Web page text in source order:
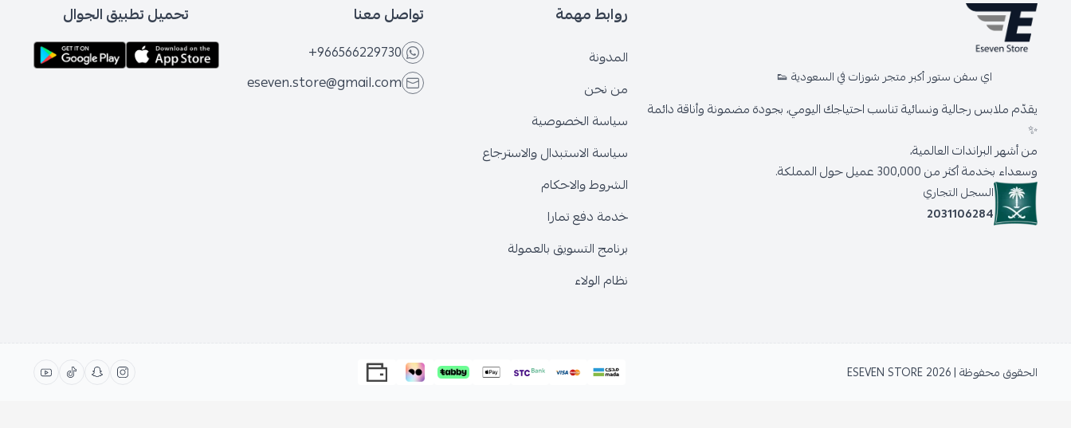
اي سفن ستور أكبر متجر شوزات في السعودية 👟
يقدّم ملابس رجالية ونسائية تناسب احتياجك اليومي، بجودة مضمونة وأناقة دائمة
✨
من أشهر البراندات العالمية،
وسعداء بخدمة أكثر من 300,000 عميل حول المملكة.
السجل التجاري
2031106284
روابط مهمة
المدونة
من نحن
سياسة الخصوصية
سياسة الاستبدال والاسترجاع
الشروط والاحكام
خدمة دفع تمارا
برنامج التسويق بالعمولة
نظام الولاء
تواصل معنا
+966566229730
eseven.store@gmail.com
تحميل تطبيق الجوال
الحقوق محفوظة | 2026 ESEVEN STORE